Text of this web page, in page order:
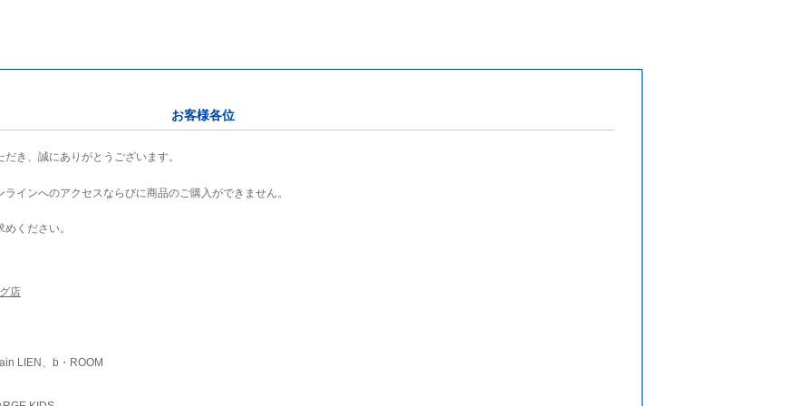
お客様各位
き、誠にありがとうございます。
インへのアクセスならびに商品のご購入ができません。
ください。
店
LIEN、b・ROOM